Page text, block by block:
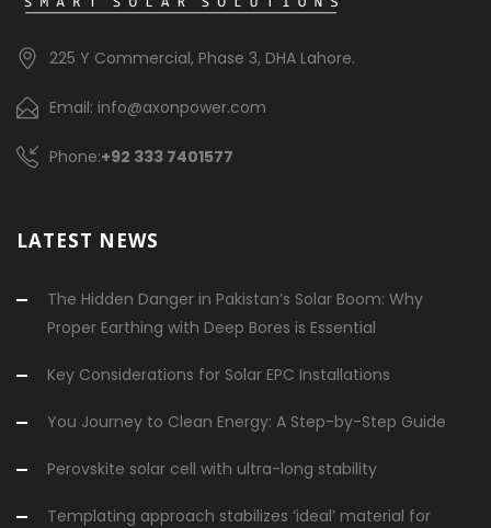
225 Y Commercial, Phase 3, DHA Lahore.
Email: info@axonpower.com
Phone:+92 333 7401577
LATEST NEWS
The Hidden Danger in Pakistan’s Solar Boom: Why
Proper Earthing with Deep Bores is Essential
Key Considerations for Solar EPC Installations
You Journey to Clean Energy: A Step-by-Step Guide
Perovskite solar cell with ultra-long stability
Templating approach stabilizes ‘ideal’ material for